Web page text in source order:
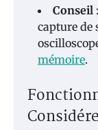
Conseil
capture de
mémoire.